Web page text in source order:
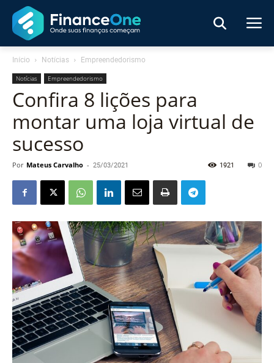
Início Notícias Empreendedorismo
Notícias Empreendedorismo
Confira 8 lições para
montar uma loja virtual de
sucesso
Por Mateus Carvalho - 25/03/2021 0
1921